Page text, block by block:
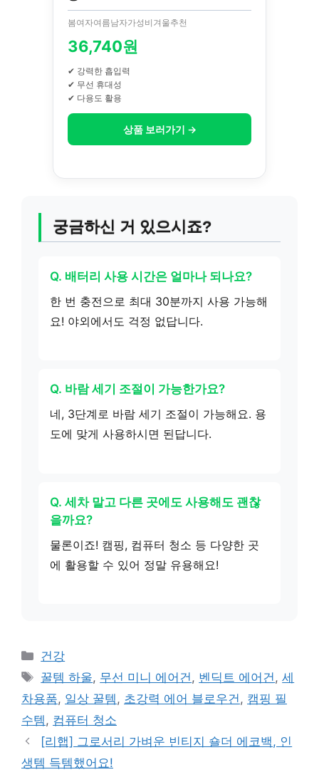
봄여자여름남자가성비겨울추천
36,740원
✔ 강력한 흡입력
✔ 무선 휴대성
✔ 다용도 활용
상품 보러가기 →
궁금하신 거 있으시죠?
Q. 배터리 사용 시간은 얼마나 되나요?
한 번 충전으로 최대 30분까지 사용 가능해
요! 야외에서도 걱정 없답니다.
Q. 바람 세기 조절이 가능한가요?
네, 3단계로 바람 세기 조절이 가능해요. 용
도에 맞게 사용하시면 된답니다.
Q. 세차 말고 다른 곳에도 사용해도 괜찮
을까요?
물론이죠! 캠핑, 컴퓨터 청소 등 다양한 곳
에 활용할 수 있어 정말 유용해요!
카
테
리
건강
태
그
꿀템 하울, 무선 미니 에어건, 벤딕트 에어건,세
차용품, 일상 꿀템, 초강력 에어 블로우건, 캠핑 필
수템, 컴퓨터 청소
[리햅] 그로서리 가벼운 빈티지 숄더 에코백, 인
생템 득템했어요!